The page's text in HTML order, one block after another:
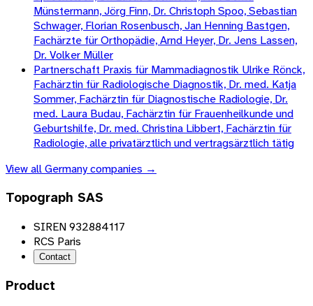
Münstermann, Jörg Finn, Dr. Christoph Spoo, Sebastian
Schwager, Florian Rosenbusch, Jan Henning Bastgen,
Fachärzte für Orthopädie, Arnd Heyer, Dr. Jens Lassen,
Dr. Volker Müller
Partnerschaft Praxis für Mammadiagnostik Ulrike Rönck,
Fachärztin für Radiologische Diagnostik, Dr. med. Katja
Sommer, Fachärztin für Diagnostische Radiologie, Dr.
med. Laura Budau, Fachärztin für Frauenheilkunde und
Geburtshilfe, Dr. med. Christina Libbert, Fachärztin für
Radiologie, alle privatärztlich und vertragsärztlich tätig
View allGermanycompanies →
Topograph SAS
SIREN 932884117
RCS Paris
Contact
Product